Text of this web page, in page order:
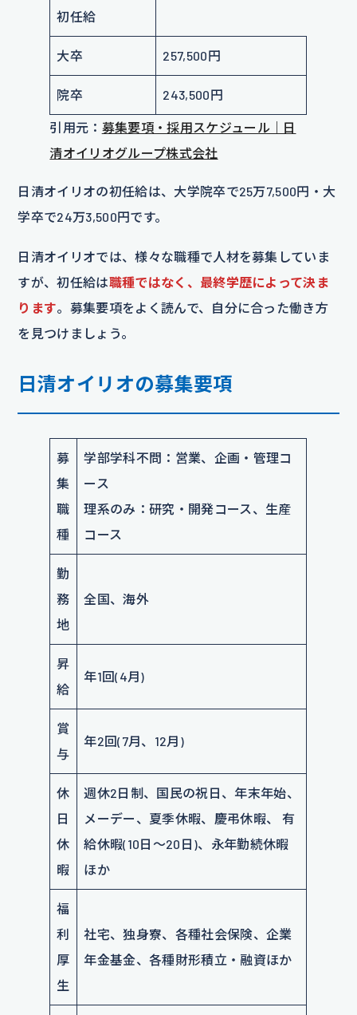
初任給
大卒 257,500円
院卒 243,500円
引用元： 募集要項・採用スケジュール｜日
清オイリオグループ株式会社
日清オイリオの初任給は、大学院卒で25万7,500円・大
学卒で24万3,500円です。
日清オイリオでは、様々な職種で人材を募集していま
すが、初任給は職種ではなく、最終学歴によって決ま
ります。募集要項をよく読んで、自分に合った働き方
を見つけましょう。
日清オイリオの募集要項
募
集
職
種
学部学科不問：営業、企画・管理コ
ース
理系のみ：研究・開発コース、生産
コース
勤
務
地
全国、海外
昇
給
年1回(4月)
賞
与
年2回(7月、12月)
休
日
休
暇
週休2日制、国民の祝日、年末年始、
メーデー、夏季休暇、慶弔休暇、 有
給休暇(10日～20日)、永年勤続休暇
ほか
福
利
厚
生
社宅、独身寮、各種社会保険、企業
年金基金、各種財形積立・融資ほか